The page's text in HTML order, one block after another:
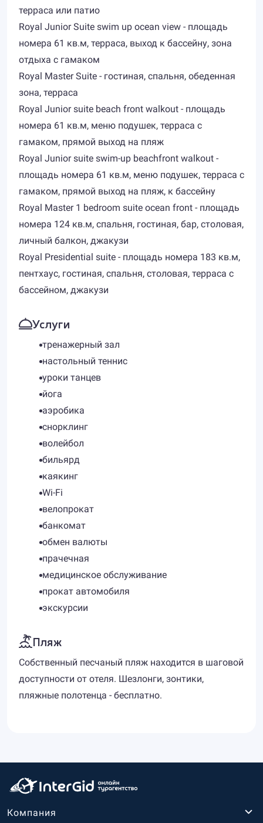
терраса или патио
Royal Junior Suite swim up ocean view - площадь
номера 61 кв.м, терраса, выход к бассейну, зона
отдыха с гамаком
Royal Master Suite - гостиная, спальня, обеденная
зона, терраса
Royal Junior suite beach front walkout - площадь
номера 61 кв.м, меню подушек, терраса с
гамаком, прямой выход на пляж
Royal Junior suite swim-up beachfront walkout -
площадь номера 61 кв.м, меню подушек, терраса с
гамаком, прямой выход на пляж, к бассейну
Royal Master 1 bedroom suite ocean front - площадь
номера 124 кв.м, спальня, гостиная, бар, столовая,
личный балкон, джакузи
Royal Presidential suite - площадь номера 183 кв.м,
пентхаус, гостиная, спальня, столовая, терраса с
бассейном, джакузи
Услуги
тренажерный зал
настольный теннис
уроки танцев
йога
аэробика
снорклинг
волейбол
бильярд
каякинг
Wi-Fi
велопрокат
банкомат
обмен валюты
прачечная
медицинское обслуживание
прокат автомобиля
экскурсии
Пляж
Собственный песчаный пляж находится в шаговой
доступности от отеля. Шезлонги, зонтики,
пляжные полотенца - бесплатно.
Компания